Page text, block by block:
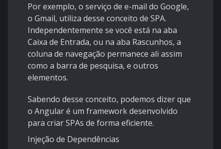
Por exemplo, o serviço de e-mail do Google,
o Gmail, utiliza desse conceito de SPA.
Independentemente se você está na aba
Caixa de Entrada, ou na aba Rascunhos, a
coluna de navegação permanece ali assim
como a barra de pesquisa, e outros
elementos.
Sabendo desse conceito, podemos dizer que
o Angular é um framework desenvolvido
para criar SPAs de forma eficiente.
Injeção de Dependências